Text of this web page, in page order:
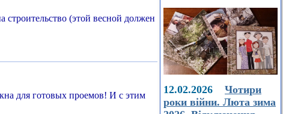
строительство (этой весной должен
для готовых проемов! И с этим
12.02.2026 Чотири
роки війни. Люта зима